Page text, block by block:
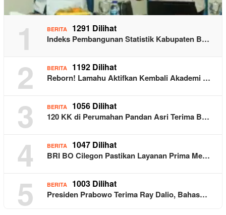
1 BERITA 1291 Dilihat
Indeks Pembangunan Statistik Kabupaten B…
2 BERITA 1192 Dilihat
Reborn! Lamahu Aktifkan Kembali Akademi …
3 BERITA 1056 Dilihat
120 KK di Perumahan Pandan Asri Terima B…
4 BERITA 1047 Dilihat
BRI BO Cilegon Pastikan Layanan Prima Me…
5 BERITA 1003 Dilihat
Presiden Prabowo Terima Ray Dalio, Bahas…